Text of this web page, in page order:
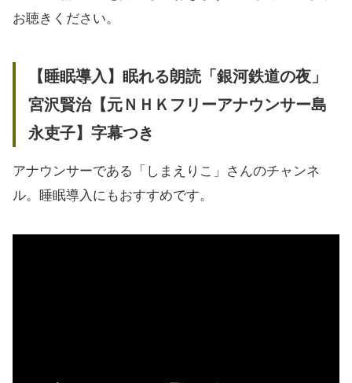
お聴きください。
【睡眠導入】眠れる朗読「銀河鉄道の夜」
宮沢賢治【元ＮＨＫフリーアナウンサー島
永吏子】字幕つき
アナウンサーである「しまえりこ」さんのチャンネ
ル。睡眠導入にもおすすめです。